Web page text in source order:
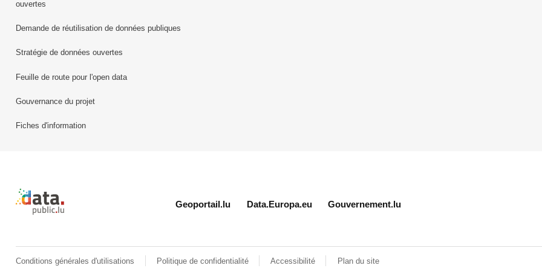
ouvertes
Demande de réutilisation de données publiques
Stratégie de données ouvertes
Feuille de route pour l'open data
Gouvernance du projet
Fiches d'information
Retour à l'accueil de data.public.lu
Geoportail.lu Data.Europa.eu Gouvernement.lu
Conditions générales d'utilisations Politique de confidentialité Accessibilité Plan du site